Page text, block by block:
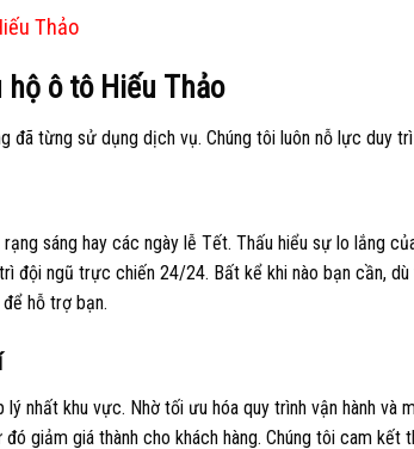
Thảo
ô tô Hiếu Thảo
đã từng sử dụng dịch vụ. Chúng tôi luôn nỗ lực duy
sáng hay các ngày lễ Tết. Thấu hiểu sự lo lắng
đội ngũ trực chiến 24/24. Bất kể khi nào bạn cần,
hỗ trợ bạn.
nhất khu vực. Nhờ tối ưu hóa quy trình vận hành và
giảm giá thành cho khách hàng. Chúng tôi cam kết